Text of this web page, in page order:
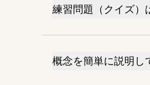
練習問題（クイズ）
概念を簡単に説明し